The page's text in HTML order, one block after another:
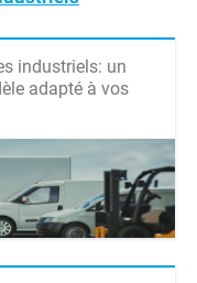
industriels: un
adapté à vos